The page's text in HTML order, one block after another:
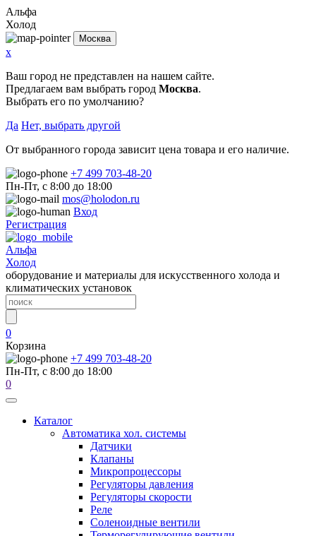
Альфа
Холод
Москва
x
Ваш город не представлен на нашем сайте.
Предлагаем вам выбрать город Москва.
Выбрать его по умолчанию?
Да Нет, выбрать другой
От выбранного города зависит цена товара и его наличие.
+7 499 703-48-20
Пн-Пт, с 8:00 до 18:00
mos@holodon.ru
Вход
Регистрация
Альфа
Холод
оборудование и материалы для искусственного холода и
климатических установок
0
Корзина
+7 499 703-48-20
Пн-Пт, с 8:00 до 18:00
0
Каталог
Автоматика хол. системы
Датчики
Клапаны
Микропроцессоры
Регуляторы давления
Регуляторы скорости
Реле
Соленоидные вентили